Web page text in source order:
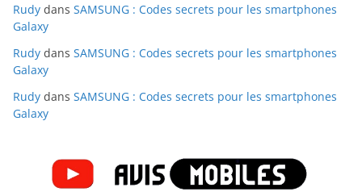
Rudy dans SAMSUNG : Codes secrets pour les smartphones
Galaxy
Rudy dans SAMSUNG : Codes secrets pour les smartphones
Galaxy
Rudy dans SAMSUNG : Codes secrets pour les smartphones
Galaxy